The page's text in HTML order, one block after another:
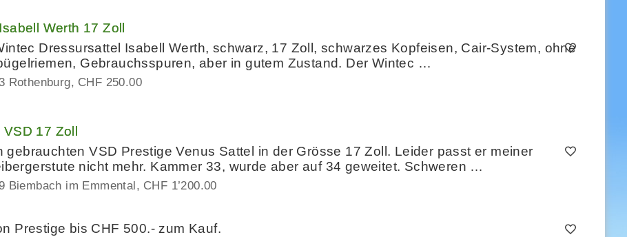
Werth 17 Zoll
Dressursattel Isabell Werth, schwarz, 17 Zoll, schwarzes Kopfeisen, Cair-System, ohne
Gebrauchsspuren, aber in gutem Zustand. Der Wintec …
Rothenburg CHF 250.00
17 Zoll
gebrauchten VSD Prestige Venus Sattel in der Grösse 17 Zoll. Leider passt er meiner
nicht mehr. Kammer 33, wurde aber auf 34 geweitet. Schweren …
Biembach im Emmental CHF 1’200.00
Prestige bis CHF 500.- zum Kauf.